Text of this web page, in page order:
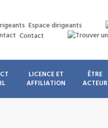
Espace dirigeants
Contact
LICENCE ET
AFFILIATION
ÊTRE
ACTEUR